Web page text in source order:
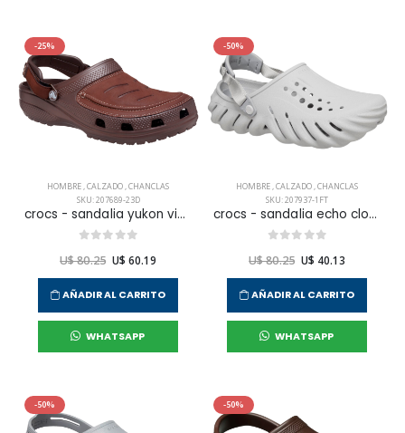
-25%
HOMBRE,CALZADO,CHANCLAS
SKU: 207689-23D
crocs - sandalia yukon vista ii lr clog para hombre
U$ 80.25 U$ 60.19
AÑADIR AL CARRITO
WHATSAPP
-50%
HOMBRE,CALZADO,CHANCLAS
SKU: 207937-1FT
crocs - sandalia echo clog para hombre
U$ 80.25 U$ 40.13
AÑADIR AL CARRITO
WHATSAPP
-50% -50%